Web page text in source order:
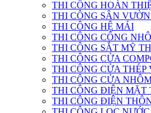
THI CÔNG HOÀN
THI CÔNG SÂN
THI CÔNG HỆ MÁI
THI CÔNG CỔNG
THI CÔNG SẮT MỸ
THI CÔNG CỬA
THI CÔNG CỬA THÉP
THI CÔNG CỬA
THI CÔNG ĐIỆN MẶT
THI CÔNG ĐIỆN